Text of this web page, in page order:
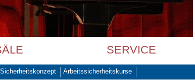
SERVICE
Arbeitssicherheitskurse